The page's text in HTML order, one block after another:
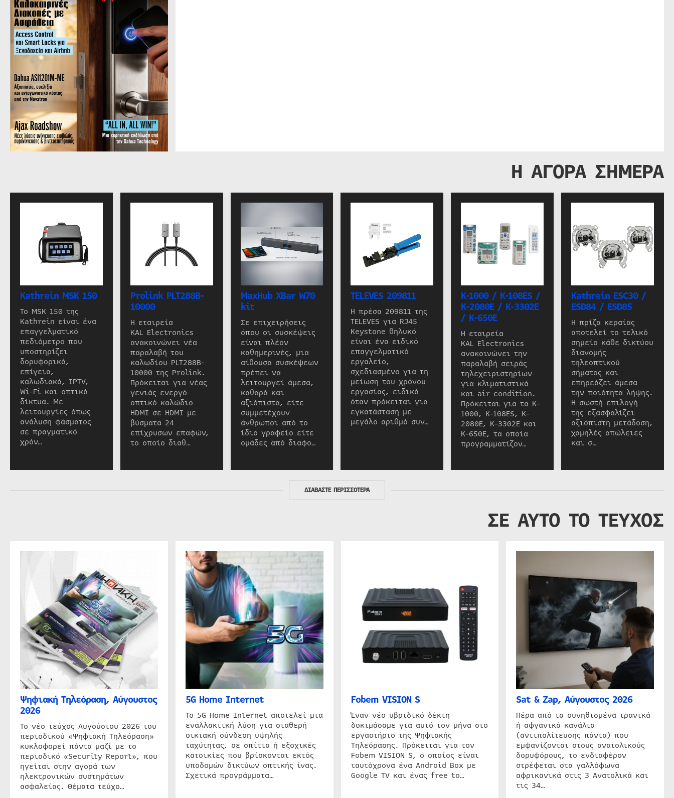
Η ΑΓΟΡΑ ΣΗΜΕΡΑ
Kathrein MSK 150
Το MSK 150 της
Kathrein είναι ένα
επαγγελματικό
πεδιόμετρο που
υποστηρίζει
δορυφορικά,
επίγεια,
καλωδιακά, IPTV,
Wi-Fi και οπτικά
δίκτυα. Με
λειτουργίες όπως
ανάλυση φάσματος
σε πραγματικό
χρόν…
Prolink PLT288B-
10000
Η εταιρεία
KAL Electronics
ανακοινώνει νέα
παραλαβή του
καλωδίου PLT288B-
10000 της Prolink.
Πρόκειται για νέας
γενιάς ενεργό
οπτικό καλώδιο
HDMI σε HDMI με
βύσματα 24
επίχρυσων επαφών,
το οποίο διαθ…
MaxHub XBar W70
kit
Σε επιχειρήσεις
όπου οι συσκέψεις
είναι πλέον
καθημερινές, μια
αίθουσα συσκέψεων
πρέπει να
λειτουργεί άμεσα,
καθαρά και
αξιόπιστα, είτε
συμμετέχουν
άνθρωποι από το
ίδιο γραφείο είτε
ομάδες από διαφο…
TELEVES 209811
Η πρέσα 209811 της
TELEVES για RJ45
Keystone θηλυκό
είναι ένα ειδικό
επαγγελματικό
εργαλείο,
σχεδιασμένο για τη
μείωση του χρόνου
εργασίας, ειδικά
όταν πρόκειται για
εγκατάσταση με
μεγάλο αριθμό συν…
K-1000 / K-108ES /
K-2080E / K-3302E
/ K-650E
Η εταιρεία
KAL Electronics
ανακοινώνει την
παραλαβή σειράς
τηλεχειριστηρίων
για κλιματιστικά
και air condition.
Πρόκειται για τα K-
1000, K-108ES, K-
2080E, K-3302E και
K-650E, τα οποία
προγραμματίζον…
Kathrein ESC30 /
ESD84 / ESD85
Η πρίζα κεραίας
αποτελεί το τελικό
σημείο κάθε δικτύου
διανομής
τηλεοπτικού
σήματος και
επηρεάζει άμεσα
την ποιότητα λήψης.
Η σωστή επιλογή
της εξασφαλίζει
αξιόπιστη μετάδοση,
χαμηλές απώλειες
και σ…
ΔΙΑΒΑΣΤΕ ΠΕΡΙΣΣΟΤΕΡΑ
ΣΕ ΑΥΤΟ ΤΟ ΤΕΥΧΟΣ
Ψηφιακή Τηλεόραση, Αύγουστος
2026
Το νέο τεύχος Αυγούστου 2026 του
περιοδικού «Ψηφιακή Τηλεόραση»
κυκλοφορεί πάντα μαζί με το
περιοδικό «Security Report», που
ηγείται στην αγορά των
ηλεκτρονικών συστημάτων
ασφαλείας. Θέματα τεύχο…
5G Home Internet
Το 5G Home Internet αποτελεί μια
εναλλακτική λύση για σταθερή
οικιακή σύνδεση υψηλής
ταχύτητας, σε σπίτια ή εξοχικές
κατοικίες που βρίσκονται εκτός
υποδομών δικτύων οπτικής ίνας.
Σχετικά προγράμματα…
Fobem VISION S
Έναν νέο υβριδικό δέκτη
δοκιμάσαμε για αυτό τον μήνα στο
εργαστήριο της Ψηφιακής
Τηλεόρασης. Πρόκειται για τον
Fobem VISION S, ο οποίος είναι
ταυτόχρονα ένα Android Box με
Google TV και ένας free to…
Sat & Zap, Αύγουστος 2026
Πέρα από τα συνηθισμένα ιρανικά
ή αφγανικά κανάλια
(αντιπολίτευσης πάντα) που
εμφανίζονται στους ανατολικούς
δορυφόρους, το ενδιαφέρον
στρέφεται στα γαλλόφωνα
αφρικανικά στις 3 Ανατολικά και
τις 34…